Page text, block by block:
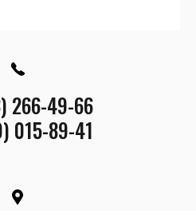
266-49-66
015-89-41